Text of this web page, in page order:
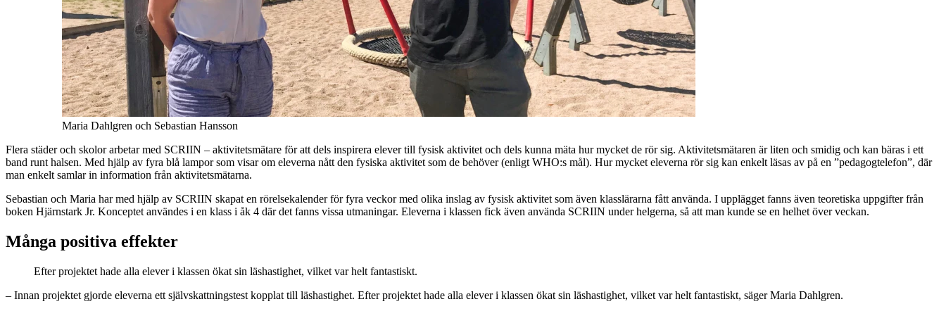
Maria Dahlgren och Sebastian Hansson
Flera städer och skolor arbetar med SCRIIN – aktivitetsmätare för att dels inspirera elever till fysisk aktivitet och dels kunna mäta hur mycket de rör sig. Aktivitetsmätaren är liten och smidig och kan bäras i ett
band runt halsen. Med hjälp av fyra blå lampor som visar om eleverna nått den fysiska aktivitet som de behöver (enligt WHO:s mål). Hur mycket eleverna rör sig kan enkelt läsas av på en ”pedagogtelefon”, där
man enkelt samlar in information från aktivitetsmätarna.
Sebastian och Maria har med hjälp av SCRIIN skapat en rörelsekalender för fyra veckor med olika inslag av fysisk aktivitet som även klasslärarna fått använda. I upplägget fanns även teoretiska uppgifter från
boken Hjärnstark Jr. Konceptet användes i en klass i åk 4 där det fanns vissa utmaningar. Eleverna i klassen fick även använda SCRIIN under helgerna, så att man kunde se en helhet över veckan.
Många positiva effekter
Efter projektet hade alla elever i klassen ökat sin läshastighet, vilket var helt fantastiskt.
– Innan projektet gjorde eleverna ett självskattningstest kopplat till läshastighet. Efter projektet hade alla elever i klassen ökat sin läshastighet, vilket var helt fantastiskt, säger Maria Dahlgren.